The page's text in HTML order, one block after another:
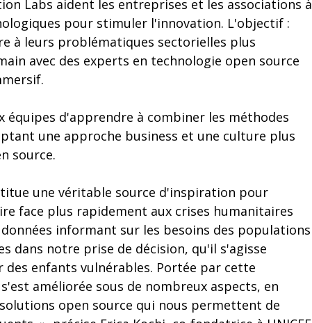
Labs aident les entreprises et les associations à
pour stimuler l'innovation. L'objectif :
à leurs problématiques sectorielles plus
avec des experts en technologie open source
d'apprendre à combiner les méthodes
une approche business et une culture plus
source.
une véritable source d'inspiration pour
face plus rapidement aux crises humanitaires
informant sur les besoins des populations
dans notre prise de décision, qu'il s'agisse
enfants vulnérables. Portée par cette
améliorée sous de nombreux aspects, en
open source qui nous permettent de